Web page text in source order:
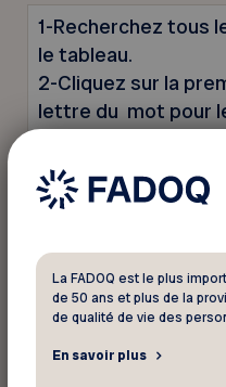
1-Recherchez tous
le tableau.
2-Cliquez sur la
lettre du mot pour
La FADOQ est le plus
de 50 ans et plus de la
de qualité de vie des
En savoir plus